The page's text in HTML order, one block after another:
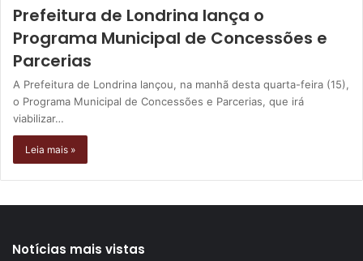
Prefeitura de Londrina lança o
Programa Municipal de Concessões e
Parcerias
A Prefeitura de Londrina lançou, na manhã desta quarta-feira (15),
o Programa Municipal de Concessões e Parcerias, que irá
viabilizar…
Leia mais »
Notícias mais vistas